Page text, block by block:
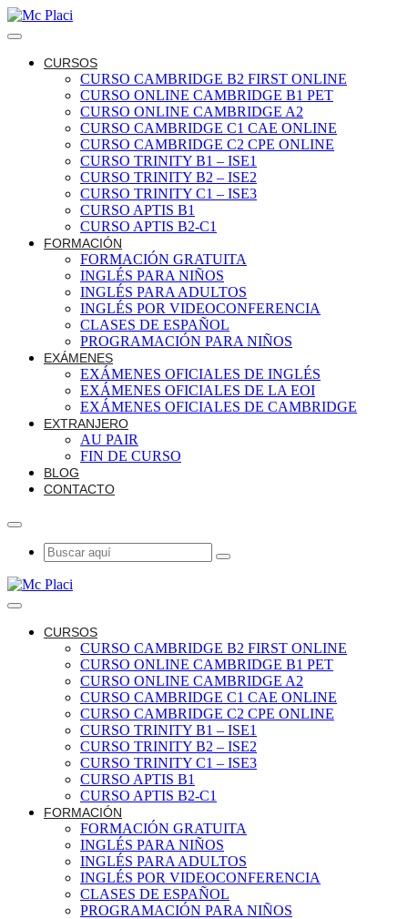
CURSOS
CURSO CAMBRIDGE B2 FIRST ONLINE
CURSO ONLINE CAMBRIDGE B1 PET
CURSO ONLINE CAMBRIDGE A2
CURSO CAMBRIDGE C1 CAE ONLINE
CURSO CAMBRIDGE C2 CPE ONLINE
CURSO TRINITY B1 – ISE1
CURSO TRINITY B2 – ISE2
CURSO TRINITY C1 – ISE3
CURSO APTIS B1
CURSO APTIS B2-C1
FORMACIÓN
FORMACIÓN GRATUITA
INGLÉS PARA NIÑOS
INGLÉS PARA ADULTOS
INGLÉS POR VIDEOCONFERENCIA
CLASES DE ESPAÑOL
PROGRAMACIÓN PARA NIÑOS
EXÁMENES
EXÁMENES OFICIALES DE INGLÉS
EXÁMENES OFICIALES DE LA EOI
EXÁMENES OFICIALES DE CAMBRIDGE
EXTRANJERO
AU PAIR
FIN DE CURSO
BLOG
CONTACTO
CURSOS
CURSO CAMBRIDGE B2 FIRST ONLINE
CURSO ONLINE CAMBRIDGE B1 PET
CURSO ONLINE CAMBRIDGE A2
CURSO CAMBRIDGE C1 CAE ONLINE
CURSO CAMBRIDGE C2 CPE ONLINE
CURSO TRINITY B1 – ISE1
CURSO TRINITY B2 – ISE2
CURSO TRINITY C1 – ISE3
CURSO APTIS B1
CURSO APTIS B2-C1
FORMACIÓN
FORMACIÓN GRATUITA
INGLÉS PARA NIÑOS
INGLÉS PARA ADULTOS
INGLÉS POR VIDEOCONFERENCIA
CLASES DE ESPAÑOL
PROGRAMACIÓN PARA NIÑOS